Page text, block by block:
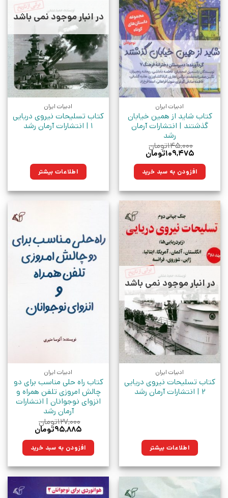
ادبیات ایران
کتاب شاید از همین خیابان
گذشتند | انتشارات آرمان
رشد
۱۴۵,۰۰۰تومان
قیمت
۱۴۵,۰۰۰تومان
بود.
۱۰۹,۴۷۵تومان
۱۰۹,۴۷۵تومان.افزودن به سبد خرید
در انبار موجود نمی باشد
ادبیات ایران
کتاب تسلیحات نیروی دریایی
1 | انتشارات آرمان رشد
اطلاعات بیشتر
در انبار موجود نمی باشد
ادبیات ایران
کتاب تسلیحات نیروی دریایی
2 | انتشارات آرمان رشد
اطلاعات بیشتر
ادبیات ایران
کتاب راه حلی مناسب برای دو
چالش امروزی تلفن همراه و
انزوای نوجوانان | انتشارات
آرمان رشد
۱۲۷,۰۰۰تومان
قیمت
۱۲۷,۰۰۰تومان
بود.
۹۵,۸۸۵تومان
۹۵,۸۸۵تومان.افزودن به سبد خرید